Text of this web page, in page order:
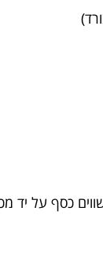
כסף על יד